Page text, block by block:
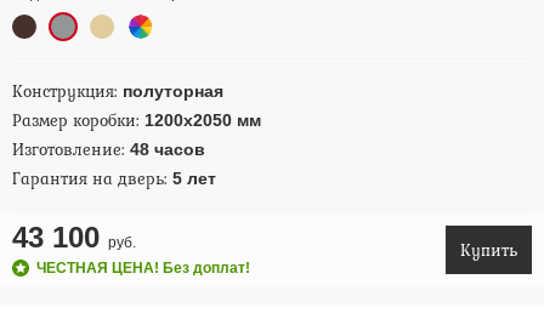
Конструкция: полуторная
Размер коробки: 1200х2050 мм
Изготовление: 48 часов
Гарантия на дверь: 5 лет
43 100 руб.
ЧЕСТНАЯ ЦЕНА! Без доплат!
Купить